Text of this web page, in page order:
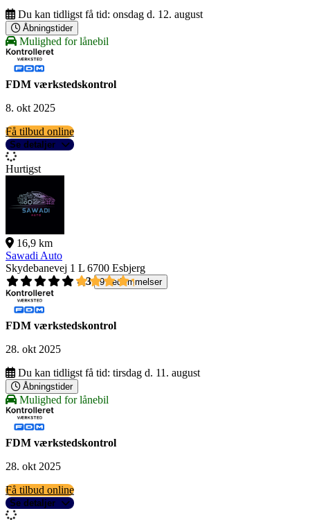
Du kan tidligst få tid: onsdag d. 12. august
Åbningstider
Mulighed for lånebil
FDM værkstedskontrol
8. okt 2025
Få tilbud online
Se detaljer
Hurtigst
16,9 km
Sawadi Auto
Skydebanevej 1 L 6700 Esbjerg
4,3
9 bedømmelser
FDM værkstedskontrol
28. okt 2025
Du kan tidligst få tid: tirsdag d. 11. august
Åbningstider
Mulighed for lånebil
FDM værkstedskontrol
28. okt 2025
Få tilbud online
Se detaljer